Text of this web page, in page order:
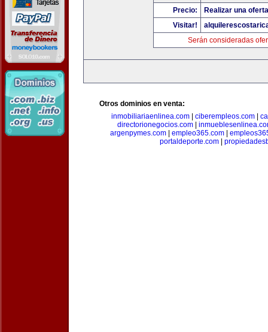
Precio:
Realizar una
Visitar!
Serán consideradas
Otros dominios en venta:
inmobiliariaenlinea.com| ciberempleos.com|
directorionegocios.com
argenpymes.com
empleo365.com
portaldeporte.com|